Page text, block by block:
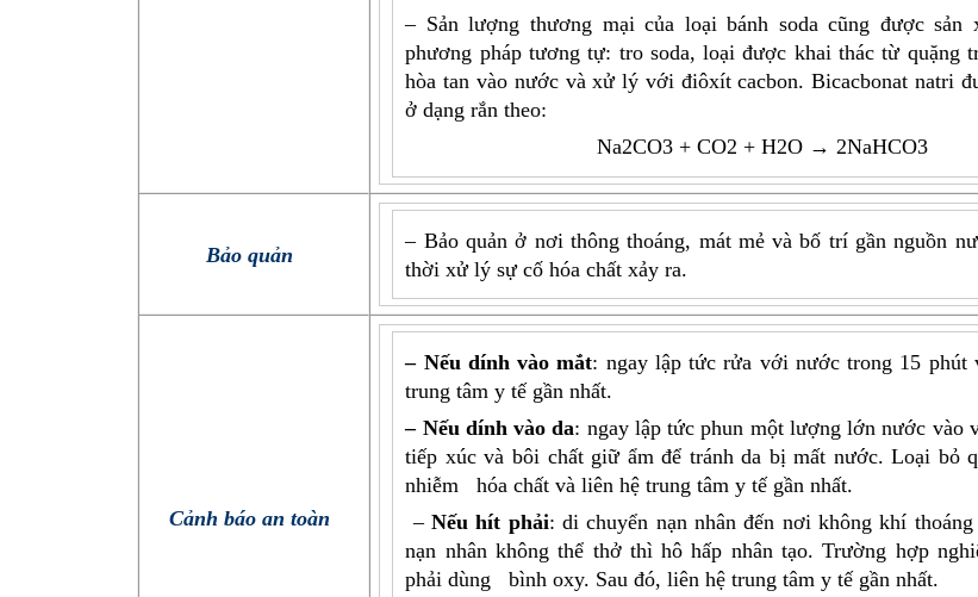
– Sản lượng thương mại của loại bánh soda cũng được sản
phương pháp tương tự: tro soda, loại được khai thác từ quặng
hòa tan vào nước và xử lý với điôxít cacbon. Bicacbonat natri
ở dạng rắn theo:
Na2CO3 + CO2 + H2O → 2NaHCO3
Bảo quản
– Bảo quản ở nơi thông thoáng, mát mẻ và bố trí gần nguồn
thời xử lý sự cố hóa chất xảy ra.
Cảnh báo an toàn
– Nếu dính vào mắt: ngay lập tức rửa với nước trong 15 phút
trung tâm y tế gần nhất.
– Nếu dính vào da: ngay lập tức phun một lượng lớn nước vào
tiếp xúc và bôi chất giữ ẩm để tránh da bị mất nước. Loại bỏ
nhiễm hóa chất và liên hệ trung tâm y tế gần nhất.
–Nếu hít phải: di chuyển nạn nhân đến nơi không khí
nạn nhân không thể thở thì hô hấp nhân tạo. Trường hợp
phải dùng bình oxy. Sau đó, liên hệ trung tâm y tế gần nhất.